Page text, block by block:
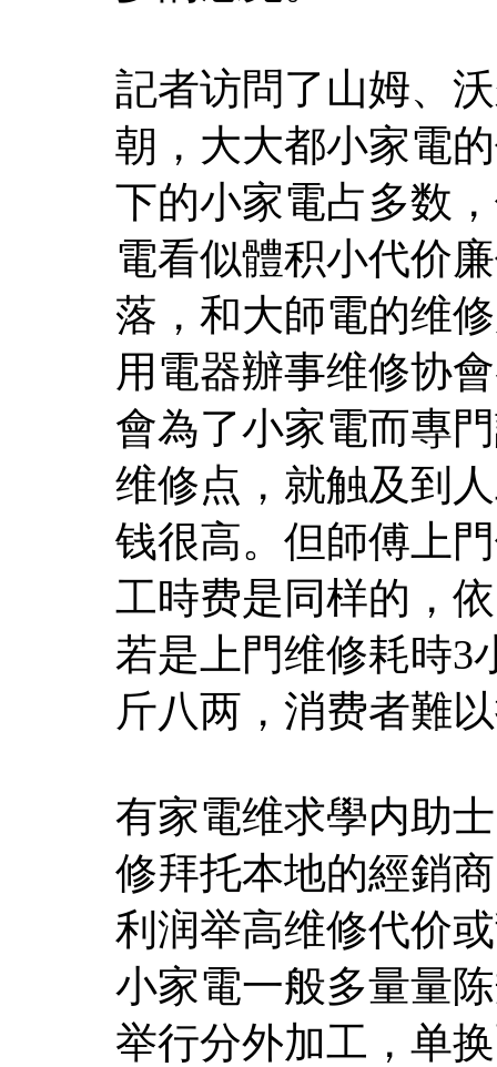
記者访問了山姆、
朝，大大都小家電
下的小家電占多数
電看似體积小代价
落，和大師電的维
用電器辦事维修协
會為了小家電而專
维修点，就触及到
钱很高。但師傅上
工時费是同样的，
若是上門维修耗時3
斤八两，消费者難
有家電维求學内助
修拜托本地的經銷
利润举高维修代价
小家電一般多量量
举行分外加工，单